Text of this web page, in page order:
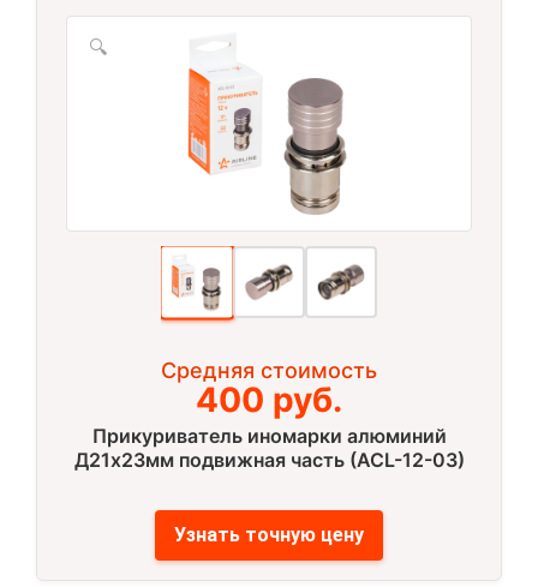
🔍
Средняя стоимость
400 руб.
Прикуриватель иномарки алюминий
Д21х23мм подвижная часть (ACL-12-03)
Узнать точную цену